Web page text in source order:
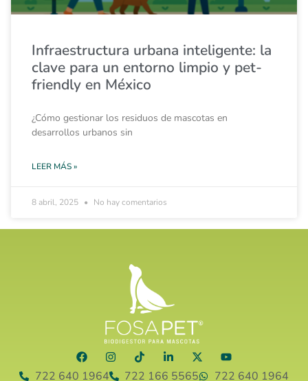
Infraestructura urbana inteligente: la
clave para un entorno limpio y pet-
friendly en México
¿Cómo gestionar los residuos de mascotas en
desarrollos urbanos sin
LEER MÁS »
8 abril, 2025 No hay comentarios
722 640 1964 722 166 5565 722 640 1964